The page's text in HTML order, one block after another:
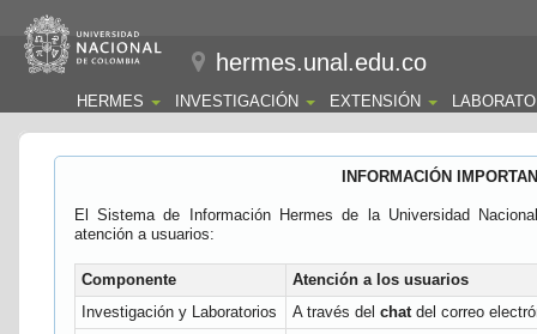
hermes.unal.edu.co
HERMES INVESTIGACIÓN EXTENSIÓN
INFORMACIÓN
El Sistema de Información Hermes de la Universidad
atención a usuarios:
Componente
Atención a los usuarios
Investigación y Laboratorios
A través del chatdel correo